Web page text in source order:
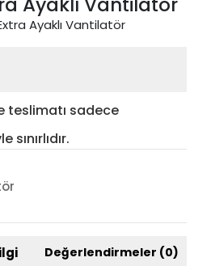
Ayaklı Vantilatör
teslimatı sadece
sınırlıdır.
Değerlendirmeler (0)